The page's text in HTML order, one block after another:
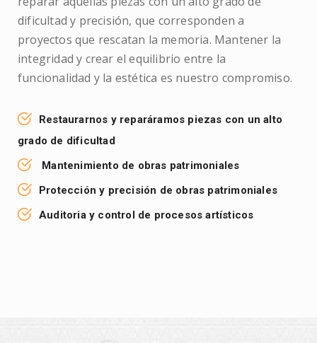
dificultad y precisión, que corresponden a
proyectos que rescatan la memoria. Mantener la
integridad y crear el equilibrio entre la
funcionalidad y la estética es nuestro compromiso.
Restaurarnos y reparáramos piezas con un alto
grado de dificultad
Mantenimiento de obras patrimoniales
Protección y precisión de obras patrimoniales
Auditoria y control de procesos artísticos